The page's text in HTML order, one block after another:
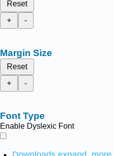
Reset
+
-
Margin Size
Reset
+
-
Font Type
Enable Dyslexic Font